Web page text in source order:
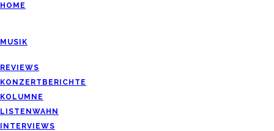
HOME
MUSIK
REVIEWS
KONZERTBERICHTE
KOLUMNE
LISTENWAHN
INTERVIEWS